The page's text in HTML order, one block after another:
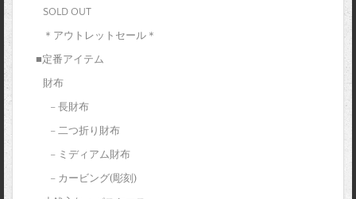
SOLD OUT
＊アウトレットセール＊
■定番アイテム
財布
– 長財布
– 二つ折り財布
– ミディアム財布
– カービング(彫刻)